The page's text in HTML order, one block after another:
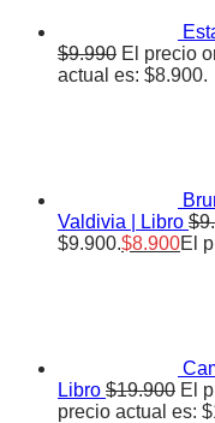
$9.990 El precio
actual es: $8.900.
Valdivia | Libro $
$9.900.$8.900El
Libro $19.900 El
precio actual es: